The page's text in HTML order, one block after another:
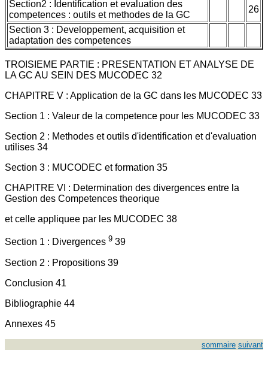
Section2 : Identification et evaluation des
competences : outils et methodes de la GC
26
Section 3 : Developpement, acquisition et
adaptation des competences
TROISIEME PARTIE : PRESENTATION ET ANALYSE DE
LA GC AU SEIN DES MUCODEC 32
CHAPITRE V : Application de la GC dans les MUCODEC 33
Section 1 : Valeur de la competence pour les MUCODEC 33
Section 2 : Methodes et outils d'identification et d'evaluation
utilises 34
Section 3 : MUCODEC et formation 35
CHAPITRE VI : Determination des divergences entre la
Gestion des Competences theorique
et celle appliquee par les MUCODEC 38
Section 1 : Divergences 9 39
Section 2 : Propositions 39
Conclusion 41
Bibliographie 44
Annexes 45
sommaire suivant